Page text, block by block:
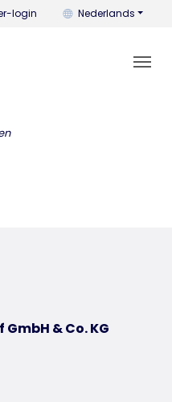
login U kunt de taal
Nederlands
& Co. KG